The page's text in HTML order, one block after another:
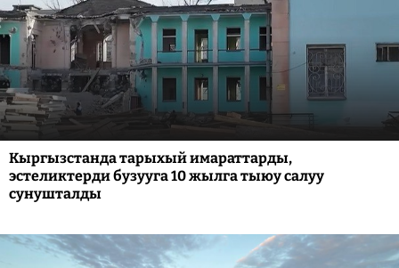
Кыргызстанда тарыхый имараттарды,
эстеликтерди бузууга 10 жылга тыюу салуу
сунушталды